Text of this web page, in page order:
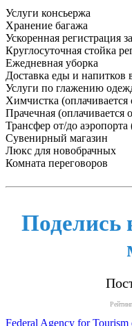
Услуги консьержа
Хранение багажа
Ускоренная регистрация
Круглосуточная стойка
Ежедневная уборка
Доставка еды и напитков
Услуги по глажению
Химчистка (оплачивается
Прачечная (оплачивается
Трансфер от/до аэропорта
Сувенирный магазин
Люкс для новобрачных
Комната переговоров
Поделись
Federal Agency for Tourism